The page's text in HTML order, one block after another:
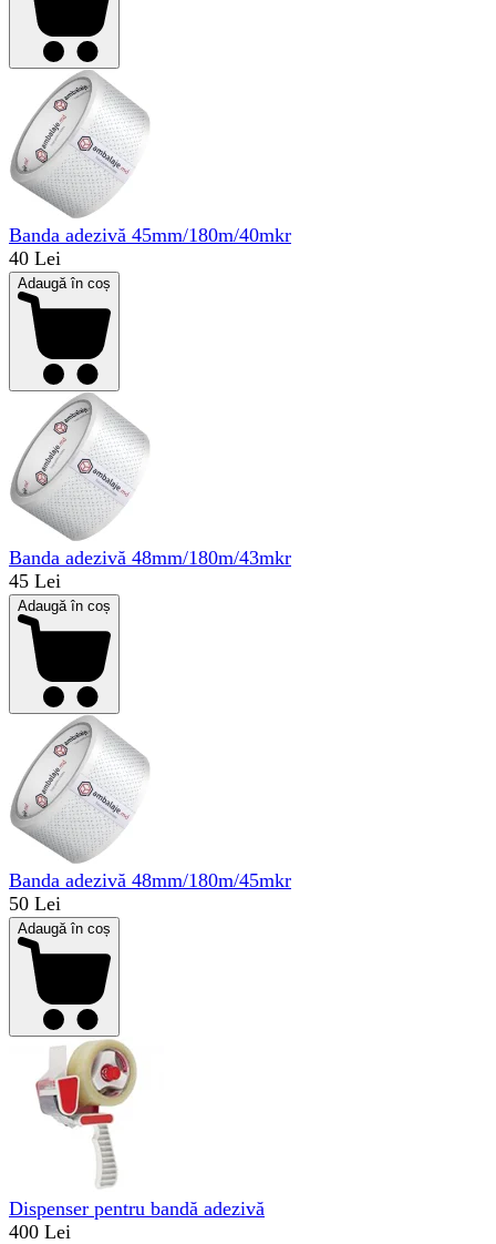
Banda adezivă 45mm/180m/40mkr
40 Lei
Adaugă în coș
Banda adezivă 48mm/180m/43mkr
45 Lei
Adaugă în coș
Banda adezivă 48mm/180m/45mkr
50 Lei
Adaugă în coș
Dispenser pentru bandă adezivă
400 Lei